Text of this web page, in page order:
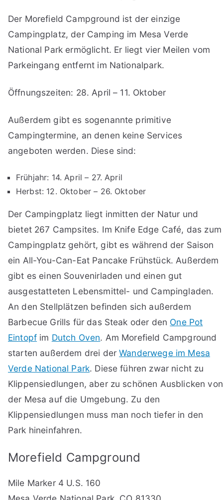
Der Morefield Campground ist der einzige
Campingplatz, der Camping im Mesa Verde
National Park ermöglicht. Er liegt vier Meilen vom
Parkeingang entfernt im Nationalpark.
Öffnungszeiten: 28. April – 11. Oktober
Außerdem gibt es sogenannte primitive
Campingtermine, an denen keine Services
angeboten werden. Diese sind:
Frühjahr: 14. April – 27. April
Herbst: 12. Oktober – 26. Oktober
Der Campingplatz liegt inmitten der Natur und
bietet 267 Campsites. Im Knife Edge Café, das zum
Campingplatz gehört, gibt es während der Saison
ein All-You-Can-Eat Pancake Frühstück. Außerdem
gibt es einen Souvenirladen und einen gut
ausgestatteten Lebensmittel- und Campingladen.
An den Stellplätzen befinden sich außerdem
Barbecue Grills für das Steak oder den One Pot
Eintopf im Dutch Oven. Am Morefield Campground
starten außerdem drei derWanderwege im Mesa
Verde National Park. Diese führen zwar nicht zu
Klippensiedlungen, aber zu schönen Ausblicken von
der Mesa auf die Umgebung. Zu den
Klippensiedlungen muss man noch tiefer in den
Park hineinfahren.
Morefield Campground
Mile Marker 4 U.S. 160